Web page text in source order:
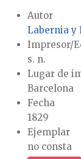
Autor
Labernia y
Impresor/
s. n.
Lugar de
Barcelona
Fecha
1829
Ejemplar
no consta